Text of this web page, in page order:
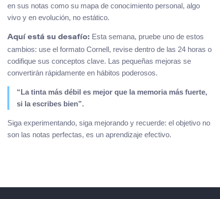
en sus notas como su mapa de conocimiento personal, algo
vivo y en evolución, no estático.
Aquí está su desafío: Esta semana, pruebe uno de estos
cambios: use el formato Cornell, revise dentro de las 24 horas o
codifique sus conceptos clave. Las pequeñas mejoras se
convertirán rápidamente en hábitos poderosos.
“La tinta más débil es mejor que la memoria más fuerte,
si la escribes bien”.
Siga experimentando, siga mejorando y recuerde: el objetivo no
son las notas perfectas, es un aprendizaje efectivo.